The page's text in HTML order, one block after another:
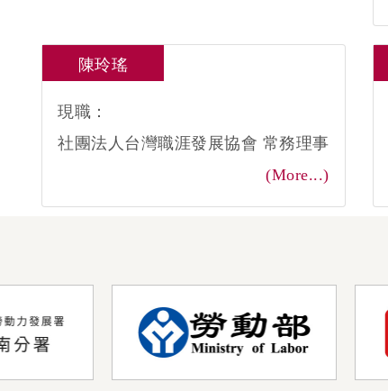
陳玲瑤
現職：
社團法人台灣職涯發展協會 常務理事
(More...)